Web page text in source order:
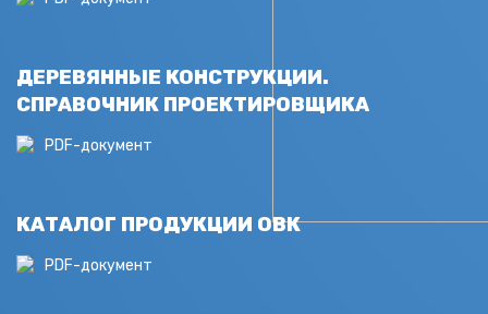
ДЕРЕВЯННЫЕ КОНСТРУКЦИИ.
СПРАВОЧНИК ПРОЕКТИРОВЩИКА
PDF-документ
КАТАЛОГ ПРОДУКЦИИ ОВК
PDF-документ